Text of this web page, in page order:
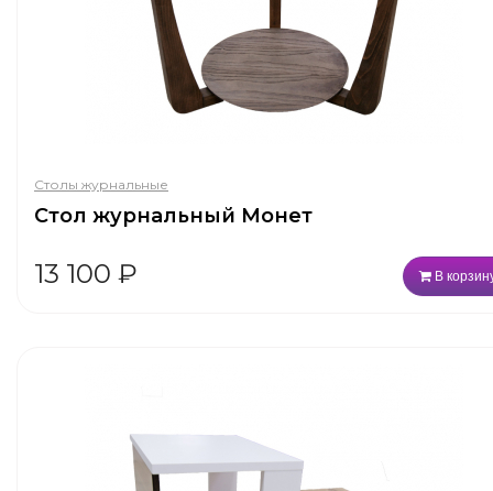
Столы журнальные
Стол журнальный Монет
13 100 ₽ В